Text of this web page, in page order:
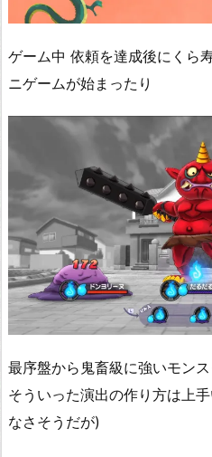
ゲーム中 依頼を達成後にくら
ニゲームが始まったり
最序盤から鬼畜級に強いモン
そういった演出の作り方は上
なさそうだが)